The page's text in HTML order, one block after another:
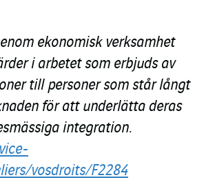
ekonomisk verksamhet
i arbetet som erbjuds av
till personer som står långt
för att underlätta deras
integration.
vosdroits/F2284